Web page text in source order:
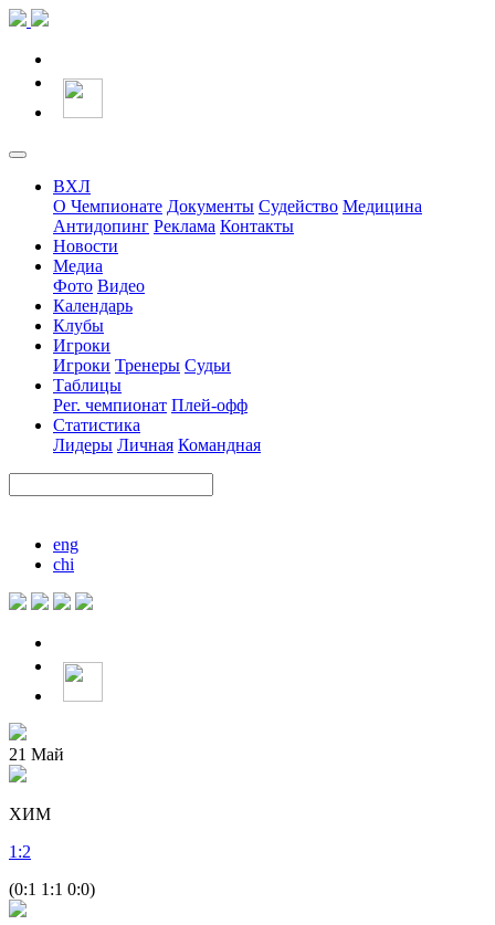
ВХЛ
О Чемпионате Документы Судейство Медицина
Антидопинг Реклама Контакты
Новости
Медиа
Фото Видео
Календарь
Клубы
Игроки
Игроки Тренеры Судьи
Таблицы
Рег. чемпионат Плей-офф
Статистика
Лидеры Личная Командная
eng
chi
21 Май
ХИМ
1 :2
(0:1 1:1 0:0)